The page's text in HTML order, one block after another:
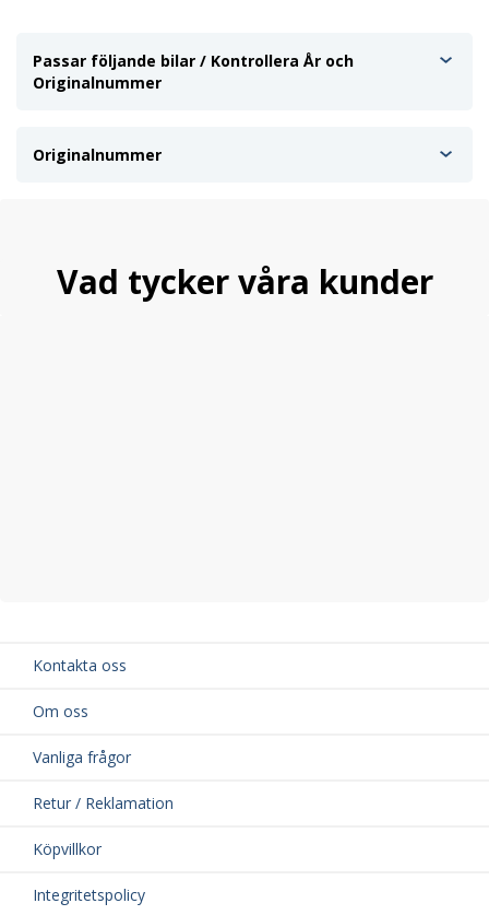
Passar följande bilar / Kontrollera År och
Originalnummer
Originalnummer
Vad tycker våra kunder
Kontakta oss
Om oss
Vanliga frågor
Retur / Reklamation
Köpvillkor
Integritetspolicy